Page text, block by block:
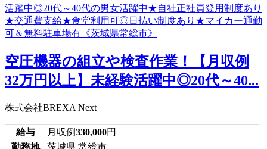
空圧機器の組立や検査作業！【月収例
32万円以上】未経験活躍中◎20代～40...
株式会社BREXA Next
給与 月収例330,000円
勤務地
茨城県 常総市